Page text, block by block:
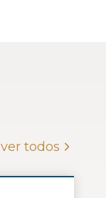
ver todos